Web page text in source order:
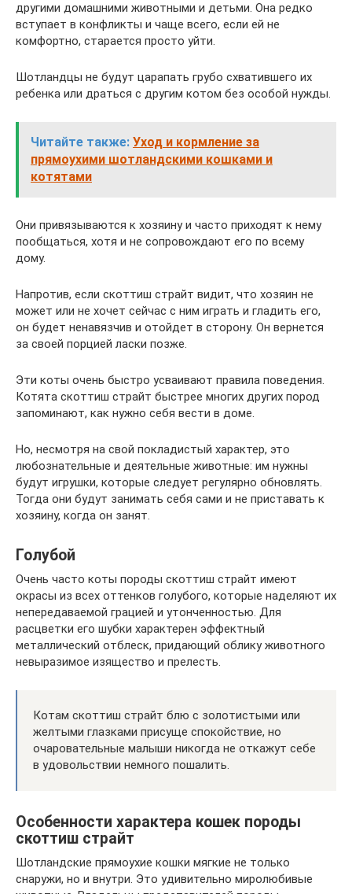
другими домашними животными и детьми. Она редко
вступает в конфликты и чаще всего, если ей не
комфортно, старается просто уйти.
Шотландцы не будут царапать грубо схватившего их
ребенка или драться с другим котом без особой нужды.
Читайте также: Уход и кормление за
прямоухими шотландскими кошками и
котятами
Они привязываются к хозяину и часто приходят к нему
пообщаться, хотя и не сопровождают его по всему
дому.
Напротив, если скоттиш страйт видит, что хозяин не
может или не хочет сейчас с ним играть и гладить его,
он будет ненавязчив и отойдет в сторону. Он вернется
за своей порцией ласки позже.
Эти коты очень быстро усваивают правила поведения.
Котята скоттиш страйт быстрее многих других пород
запоминают, как нужно себя вести в доме.
Но, несмотря на свой покладистый характер, это
любознательные и деятельные животные: им нужны
будут игрушки, которые следует регулярно обновлять.
Тогда они будут занимать себя сами и не приставать к
хозяину, когда он занят.
Голубой
Очень часто коты породы скоттиш страйт имеют
окрасы из всех оттенков голубого, которые наделяют их
непередаваемой грацией и утонченностью. Для
расцветки его шубки характерен эффектный
металлический отблеск, придающий облику животного
невыразимое изящество и прелесть.
Котам скоттиш страйт блю с золотистыми или
желтыми глазками присуще спокойствие, но
очаровательные малыши никогда не откажут себе
в удовольствии немного пошалить.
Особенности характера кошек породы
скоттиш страйт
Шотландские прямоухие кошки мягкие не только
снаружи, но и внутри. Это удивительно миролюбивые